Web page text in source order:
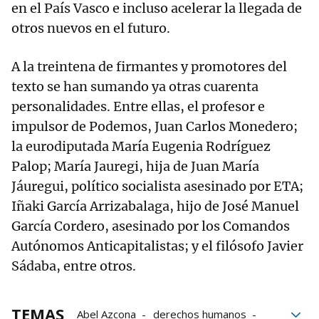
en el País Vasco e incluso acelerar la llegada de
otros nuevos en el futuro.
A la treintena de firmantes y promotores del
texto se han sumando ya otras cuarenta
personalidades. Entre ellas, el profesor e
impulsor de Podemos, Juan Carlos Monedero;
la eurodiputada María Eugenia Rodríguez
Palop; María Jauregi, hija de Juan María
Jáuregui, político socialista asesinado por ETA;
Iñaki García Arrizabalaga, hijo de José Manuel
García Cordero, asesinado por los Comandos
Autónomos Anticapitalistas; y el filósofo Javier
Sádaba, entre otros.
TEMAS Abel Azcona
derechos humanos